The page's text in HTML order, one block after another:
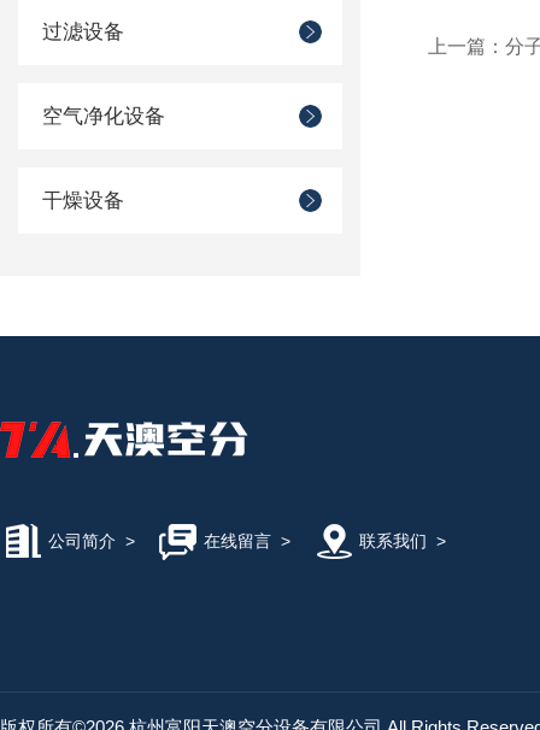
过滤设备
空气净化设备
干燥设备
上一篇： 分
公司简介 > 在线留言> 联系我们 >